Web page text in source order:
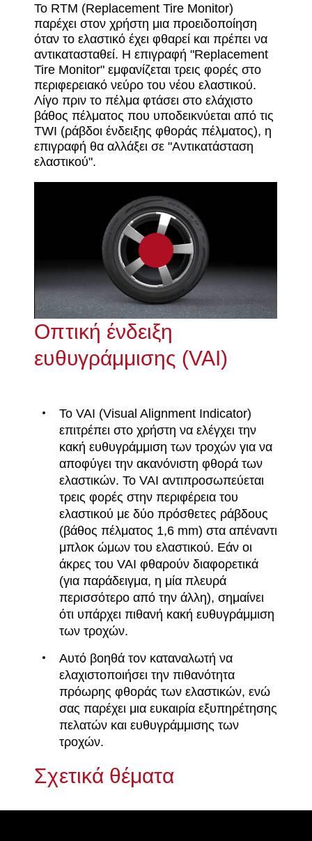
Το RTM (Replacement Tire Monitor)
παρέχει στον χρήστη μια προειδοποίηση
όταν το ελαστικό έχει φθαρεί και πρέπει να
αντικατασταθεί. Η επιγραφή "Replacement
Tire Monitor" εμφανίζεται τρεις φορές στο
περιφερειακό νεύρο του νέου ελαστικού.
Λίγο πριν το πέλμα φτάσει στο ελάχιστο
βάθος πέλματος που υποδεικνύεται από τις
TWI (ράβδοι ένδειξης φθοράς πέλματος), η
επιγραφή θα αλλάξει σε "Αντικατάσταση
ελαστικού".
0:00 / 0:47
Οπτική ένδειξη
ευθυγράμμισης (VAI)
Το VAI (Visual Alignment Indicator)
επιτρέπει στο χρήστη να ελέγχει την
κακή ευθυγράμμιση των τροχών για να
αποφύγει την ακανόνιστη φθορά των
ελαστικών. Το VAI αντιπροσωπεύεται
τρεις φορές στην περιφέρεια του
ελαστικού με δύο πρόσθετες ράβδους
(βάθος πέλματος 1,6 mm) στα απέναντι
μπλοκ ώμων του ελαστικού. Εάν οι
άκρες του VAI φθαρούν διαφορετικά
(για παράδειγμα, η μία πλευρά
περισσότερο από την άλλη), σημαίνει
ότι υπάρχει πιθανή κακή ευθυγράμμιση
των τροχών.
Αυτό βοηθά τον καταναλωτή να
ελαχιστοποιήσει την πιθανότητα
πρόωρης φθοράς των ελαστικών, ενώ
σας παρέχει μια ευκαιρία εξυπηρέτησης
πελατών και ευθυγράμμισης των
τροχών.
Σχετικά θέματα